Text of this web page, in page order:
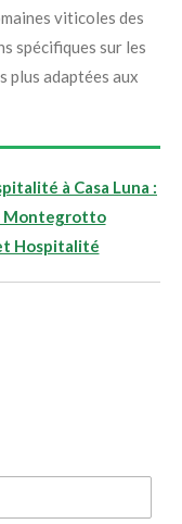
viticoles des
spécifiques sur les
plus adaptées aux
à Casa Luna :
Montegrotto
Hospitalité